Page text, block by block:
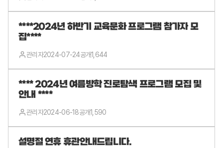
****2024년 하반기 교육문화 프로그램 참가자 모
집****
관리자2024-07-24공개1,644
**** 2024년 여름방학 진로탐색 프로그램 모집 및
안내 ****
관리자2024-06-18공개1,590
설명절 연휴 휴관안내드립니다.